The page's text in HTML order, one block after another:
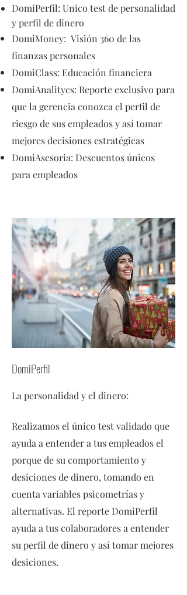
DomiPerfil: Unico test de personalidad
y perfil de dinero
DomiMoney: Visión 360 de las
finanzas personales
DomiClass: Educación financiera
DomiAnalitycs: Reporte exclusivo para
que la gerencia conozca el perfil de
riesgo de sus empleados y así tomar
mejores decisiones estratégicas
DomiAsesoria: Descuentos únicos
para empleados
DomiPerfil
La personalidad y el dinero:
Realizamos el único test validado que
ayuda a entender a tus empleados el
porque de su comportamiento y
desiciones de dinero, tomando en
cuenta variables psicometrías y
alternativas. El reporte DomiPerfil
ayuda a tus colaboradores a entender
su perfil de dinero y así tomar mejores
desiciones.